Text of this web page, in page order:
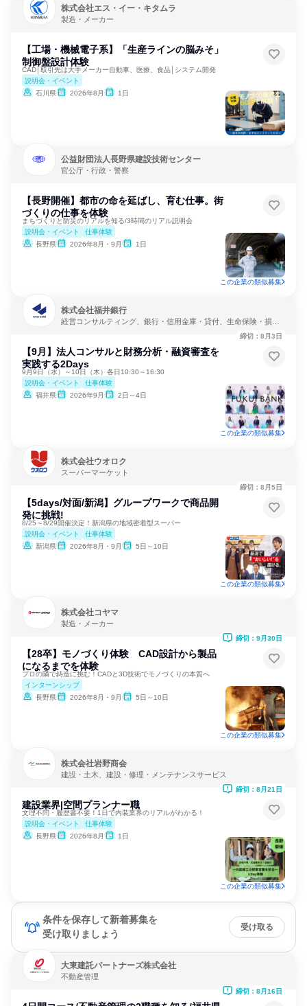
株式会社エス・イー・キタムラ
製造・メーカー
【工場・機械電子系】「生産ラインの脳みそ」
制御盤設計体験
CAD│取引先は大手メーカー自動車、医療、食品│システム開発
説明会・イベント
石川県
2026年8月 1日
公益財団法人長野県建設技術センター
官公庁・行政・警察
【長野開催】都市の命を延ばし、育む仕事。街
づくりの仕事を体験
まちづくりと防災のリアルを知る/3時間のリアル説明会
説明会・イベント
仕事体験
長野県
2026年8月・9月 1日
この企業の類似募集
株式会社福井銀行
経営コンサルティング、銀行・信用金庫・貸付、生命保険・損害
【9月】法人コンサルと財務分析・融資審査を
実践する2Days
9月9日（水）～10日（木）各日10:30～16:30
説明会・イベント
仕事体験
福井県
2026年9月 2日～4日
締切：8月3日
この企業の類似募集
株式会社ウオロク
スーパーマーケット
【5days/対面/新潟】グループワークで商品開
発に挑戦!
8/25～8/29開催決定！新潟県の地域密着型スーパー
説明会・イベント
仕事体験
新潟県
2026年8月・9月 5日～10日
締切：8月5日
この企業の類似募集
株式会社コヤマ
製造・メーカー
【28卒】モノづくり体験 CAD設計から製品
になるまでを体験
プロの隣で鋳造に挑む！CADと3D技術でモノづくりの本質へ
インターンシップ
長野県
2026年8月・9月 5日～10日
締切：9月30日
この企業の類似募集
株式会社岩野商会
建設・土木、建設・修理・メンテナンスサービス
建設業界|空間プランナー職
文理不問・履歴書不要！1日で内装業界のリアルがわかる！
説明会・イベント
仕事体験
長野県
2026年8月 1日
締切：8月21日
この企業の類似募集
条件を保存して新着募集を
受け取りましょう
受け取る
大東建託パートナーズ株式会社
不動産管理
締切：8月16日